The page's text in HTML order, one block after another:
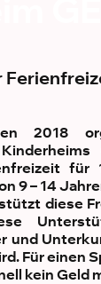
2018
für
9 – 14
diese
und
Für einen
kein Geld